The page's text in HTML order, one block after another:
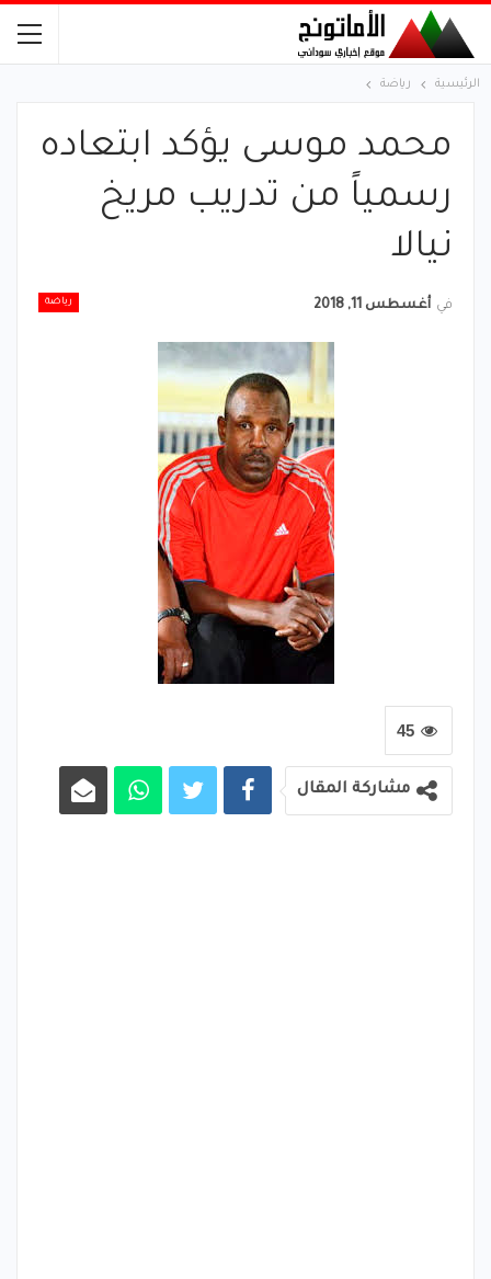
الرئيسية رياضة
محمد موسى يؤكد ابتعاده
رسمياً من تدريب مريخ
نيالا
رياضة في أغسطس 11, 2018
45
مشاركة المقال